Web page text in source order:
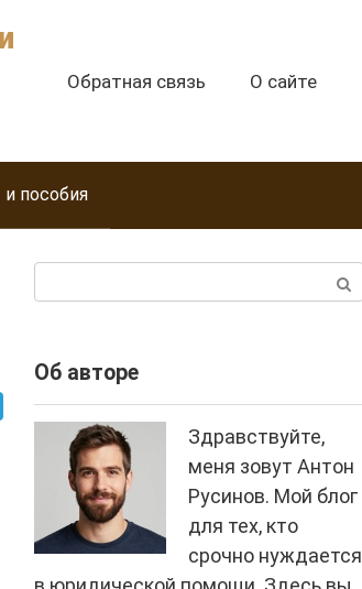
Обратная связь О сайте
пособия
Об авторе
Здравствуйте,
меня зовут Антон
Русинов. Мой блог
для тех, кто
срочно нуждается